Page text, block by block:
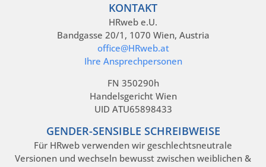
KONTAKT
HRweb e.U.
Bandgasse 20/1, 1070 Wien, Austria
office@HRweb.at
Ihre Ansprechpersonen
FN 350290h
Handelsgericht Wien
UID ATU65898433
GENDER-SENSIBLE SCHREIBWEISE
Für HRweb verwenden wir geschlechtsneutrale
Versionen und wechseln bewusst zwischen weiblichen &